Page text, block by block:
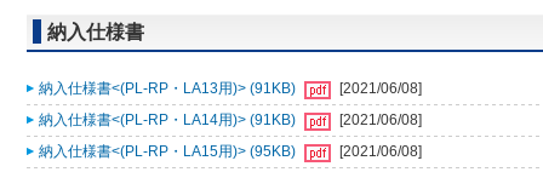
納入仕様書
納入仕様書<(PL-RP・LA13用)> (91KB)
[2021/06/08]
納入仕様書<(PL-RP・LA14用)> (91KB)
[2021/06/08]
納入仕様書<(PL-RP・LA15用)> (95KB)
[2021/06/08]